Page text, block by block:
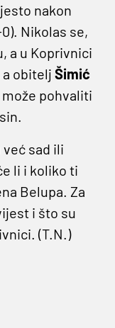
nakon
Nikolas se,
a u Koprivnici
obitelj Šimić
pohvaliti
sad ili
li i koliko ti
Belupa. Za
i što su
(T.N.)